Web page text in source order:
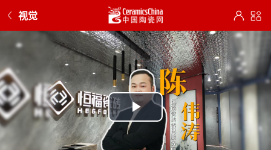
视觉
Play